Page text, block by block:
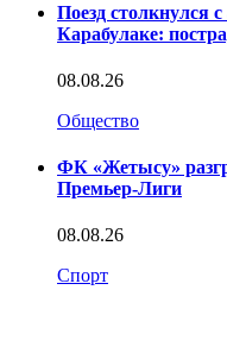
Поезд столкнулся
Карабулаке:
08.08.26
Общество
ФК «Жетысу»
Премьер-Лиги
08.08.26
Спорт